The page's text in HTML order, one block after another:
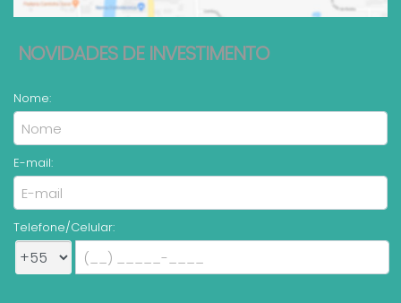
NOVIDADES DE INVESTIMENTO
Nome:
E-mail:
Telefone/Celular: